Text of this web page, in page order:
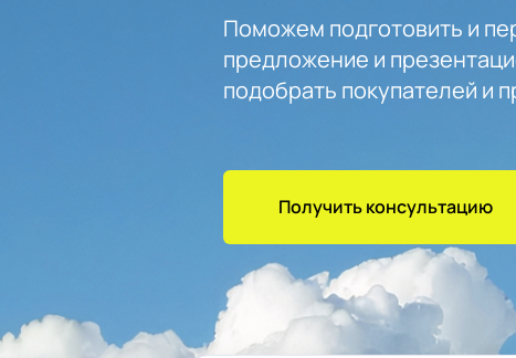
Поможем подготовить и
предложение и
подобрать покупателей и
Получить консультацию